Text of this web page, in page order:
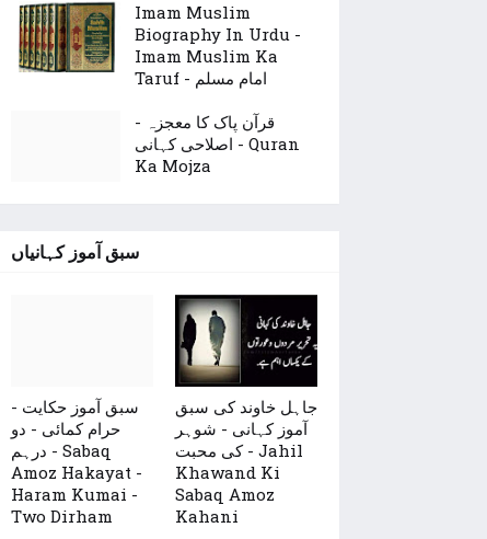
Imam Muslim
Biography In Urdu -
Imam Muslim Ka
Taruf - امام مسلم
قرآن پاک کا معجزہ -
اصلاحی کہانی - Quran
Ka Mojza
سبق آموز کہانیاں
سبق آموز حکایت -
حرام کمائی - دو
درہم - Sabaq
Amoz Hakayat -
Haram Kumai -
Two Dirham
جاہل خاوند کی سبق
آموز کہانی - شوہر
کی محبت - Jahil
Khawand Ki
Sabaq Amoz
Kahani